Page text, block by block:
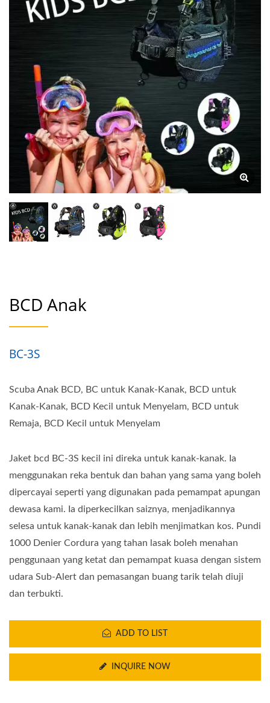
Air | SCUBA AQUATEC
BCD Anak
BC-3S
Scuba Anak BCD, BC untuk Kanak-Kanak, BCD untuk
Kanak-Kanak, BCD Kecil untuk Menyelam, BCD untuk
Remaja, BCD Kecil untuk Menyelam
Jaket bcd BC-3S kecil ini direka untuk kanak-kanak. Ia
menggunakan reka bentuk dan bahan yang sama yang boleh
dipercayai seperti yang digunakan pada pemampat apungan
dewasa kami. Ia diperkecilkan saiznya, menjadikannya
selesa untuk kanak-kanak dan lebih menjimatkan kos. Pundi
1000 Denier Cordura yang tahan lasak boleh menahan
penggunaan yang ketat dan pemampat kuasa dengan sistem
udara Sub-Alert dan pemasangan buang tarik telah diuji
dan terbukti.
ADD TO LIST
INQUIRE NOW